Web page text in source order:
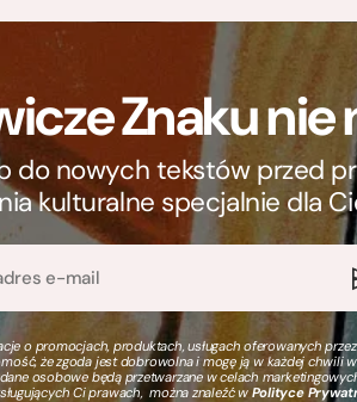
Znaku nie
do nowych tekstów przed
kulturalne specjalnie dla
o promocjach, produktach, usługach oferowanych
że zgoda jest dobrowolna i mogę ją w każdej chwili
osobowe będą przetwarzane w celach
Ci prawach, można znaleźć wPolityce